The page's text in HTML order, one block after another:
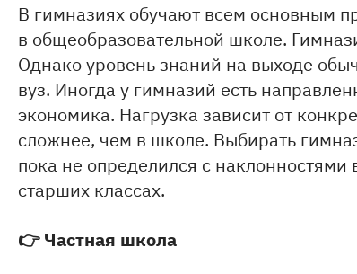
В гимназиях обучают всем основным
в общеобразовательной школе.
Однако уровень знаний на выходе
вуз. Иногда у гимназий есть
экономика. Нагрузка зависит от
сложнее, чем в школе. Выбирать
пока не определился с
старших классах.
👉Частная школа